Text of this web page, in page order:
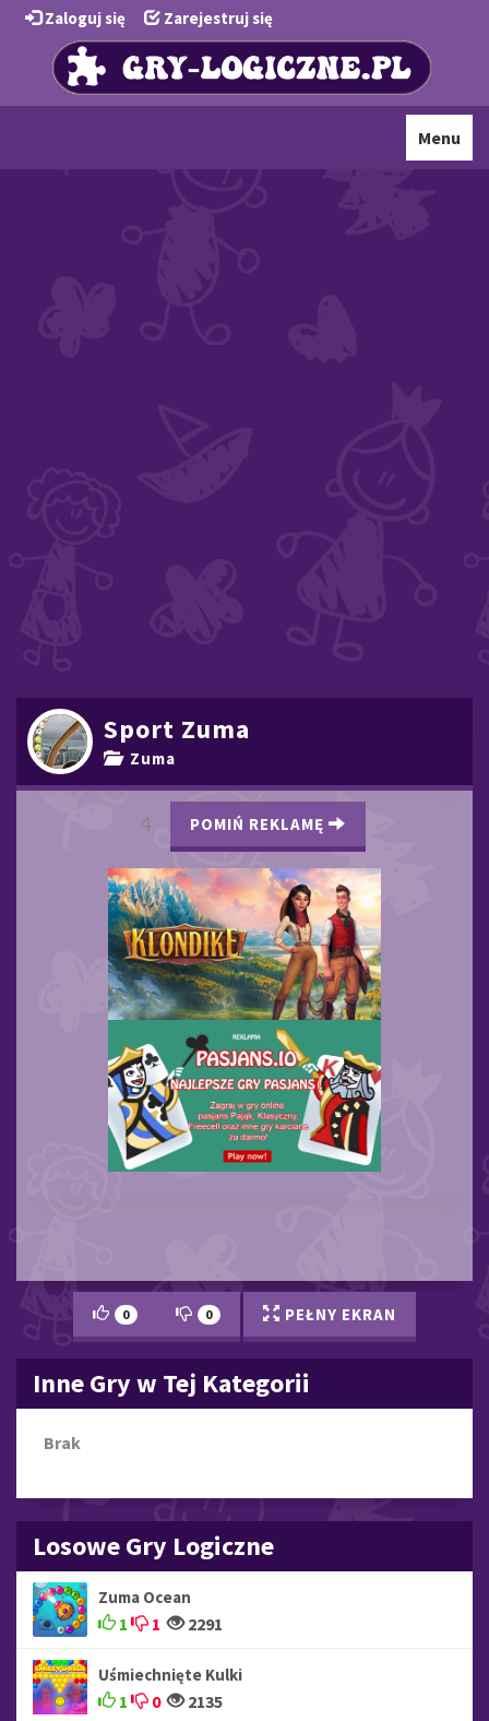
Zaloguj się Zarejestruj się
Toggle
Menu
Sport Zuma
Zuma
3 POMIŃ REKLAMĘ
0 0 PEŁNY EKRAN
Inne Gry w Tej Kategorii
Brak
Losowe Gry Logiczne
Zuma Ocean
1 1 2291
Uśmiechnięte Kulki
1 0 2135